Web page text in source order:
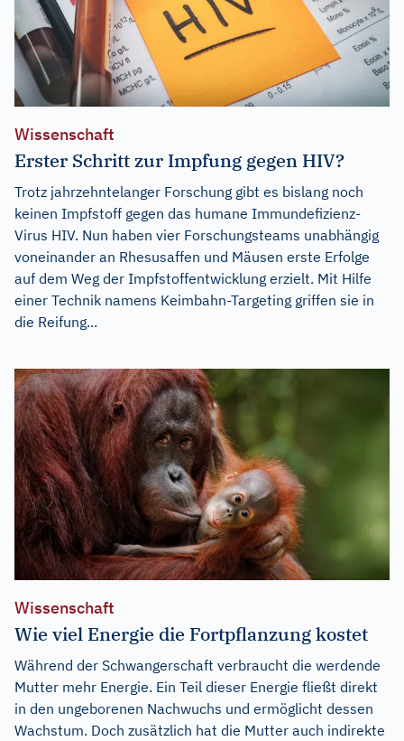
Wissenschaft
Erster Schritt zur Impfung gegen HIV?
Trotz jahrzehntelanger Forschung gibt es bislang noch
keinen Impfstoff gegen das humane Immundefizienz-
Virus HIV. Nun haben vier Forschungsteams unabhängig
voneinander an Rhesusaffen und Mäusen erste Erfolge
auf dem Weg der Impfstoffentwicklung erzielt. Mit Hilfe
einer Technik namens Keimbahn-Targeting griffen sie in
die Reifung...
Wissenschaft
Wie viel Energie die Fortpflanzung kostet
Während der Schwangerschaft verbraucht die werdende
Mutter mehr Energie. Ein Teil dieser Energie fließt direkt
in den ungeborenen Nachwuchs und ermöglicht dessen
Wachstum. Doch zusätzlich hat die Mutter auch indirekte